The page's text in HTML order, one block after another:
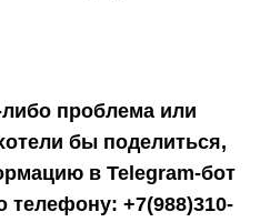
либо проблема или
бы поделиться,
в Telegram-бот
телефону: +7(988)310-